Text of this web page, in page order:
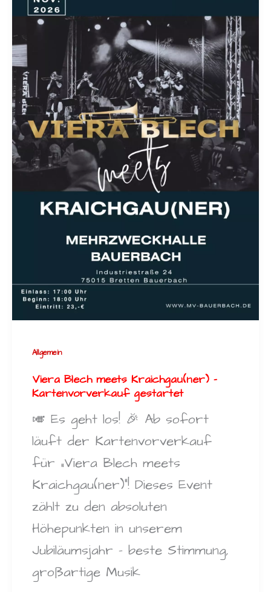
Allgemein
Viera Blech meets Kraichgau(ner) –
Kartenvorverkauf gestartet
🎺 Es geht los! 🎉 Ab sofort
läuft der Kartenvorverkauf
für „Viera Blech meets
Kraichgau(ner)“! Dieses Event
zählt zu den absoluten
Höhepunkten in unserem
Jubiläumsjahr – beste Stimmung,
großartige Musik